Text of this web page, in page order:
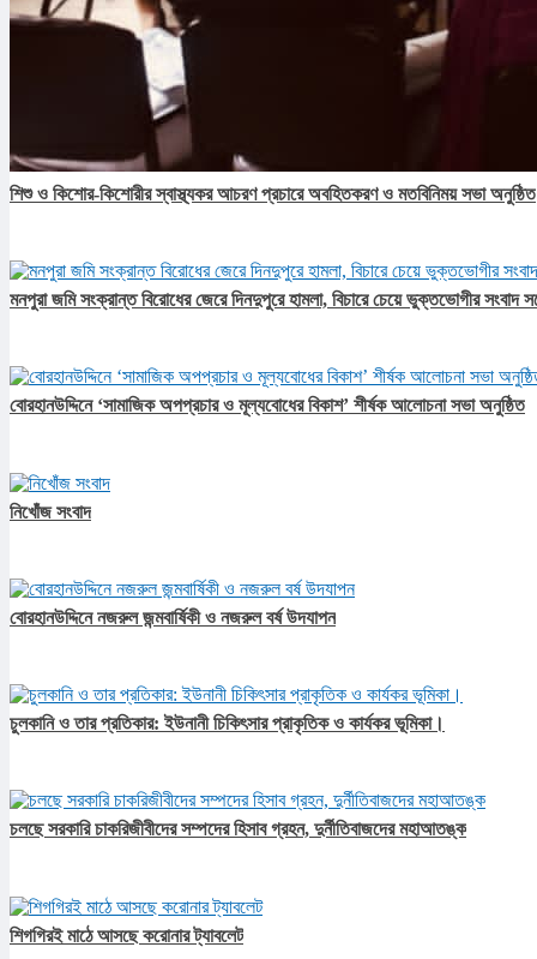
শিশু ও কিশোর-কিশোরীর স্বাস্থ্যকর আচরণ প্রচারে অবহিতকরণ ও মতবিনিময় সভা অনুষ্ঠিত
মনপুরা জমি সংক্রান্ত বিরোধের জেরে দিনদুপুরে হামলা, বিচারে চেয়ে ভুক্তভোগীর সংবাদ
বোরহানউদ্দিনে ‘সামাজিক অপপ্রচার ও মূল্যবোধের বিকাশ’ শীর্ষক আলোচনা সভা অনুষ্ঠিত
নিখোঁজ সংবাদ
বোরহানউদ্দিনে নজরুল জন্মবার্ষিকী ও নজরুল বর্ষ উদযাপন
চুলকানি ও তার প্রতিকার: ইউনানী চিকিৎসার প্রাকৃতিক ও কার্যকর ভূমিকা।
চলছে সরকারি চাকরিজীবীদের সম্পদের হিসাব গ্রহন, দুর্নীতিবাজদের মহাআতঙ্ক
শিগগিরই মাঠে আসছে করোনার ট্যাবলেট